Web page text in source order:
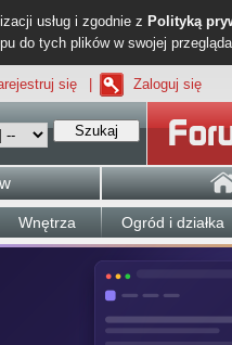
usług i zgodnie z Polityką
do tych plików w swojej
się Zaloguj się
Szukaj
Wnętrza Ogród i działka